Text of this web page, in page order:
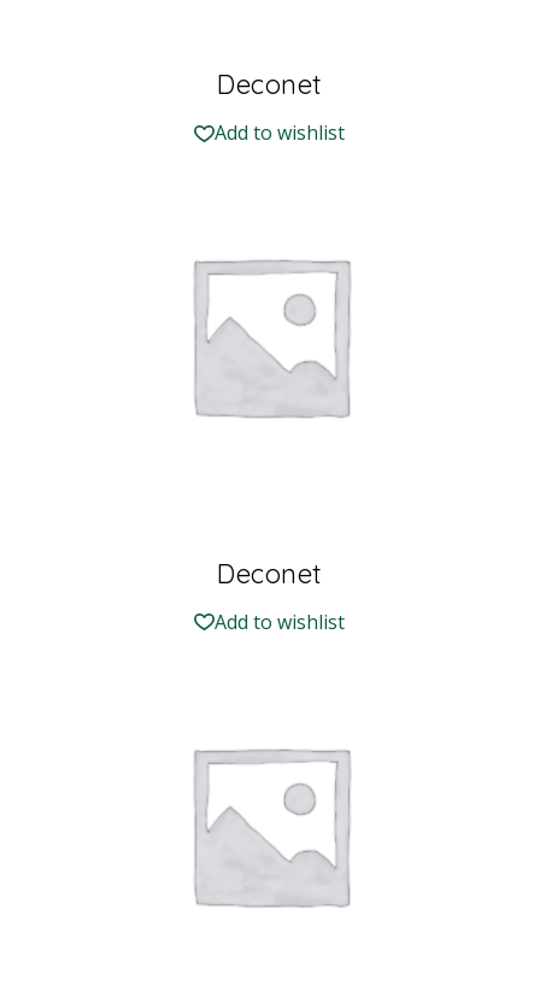
Deconet
Add to wishlist
Deconet
Add to wishlist